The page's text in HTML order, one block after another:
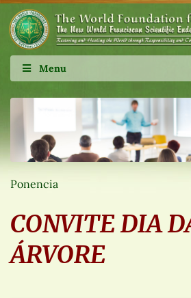
Menu
Ponencia
CONVITE DIA
ÁRVORE